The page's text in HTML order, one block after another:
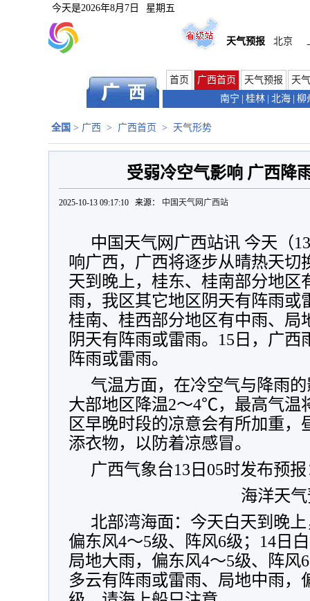
今天是2026年8月7日 星期五
天气预报 北京
首页 广西首页 天气预报
天
南宁
桂林 北海 柳
全国 > 广西 > 广西首页 > 天气形势
受弱冷空气影响 广西降
2025-10-13 09:17:10 来源： 中国天气网广西站
中国天气网广西站讯 今天（
响广西，广西将逐步从晴热天切
天到晚上，桂东、桂南部分地区
雨，我区其它地区阴天有阵雨或
桂南、桂西部分地区有中雨、局
阴天有阵雨或雷雨。15日，广
阵雨或雷雨。
气温方面，在冷空气与降雨
大部地区降温2～4℃，最高气温
区早晚时段的凉意会有所加重，
添衣物，以防着凉感冒。
广西气象台13日05时发布预
海洋天
北部湾海面：今天白天到晚
偏东风4～5级、阵风6级；14日
局地大雨，偏东风4～5级、阵风
多云有阵雨或雷雨、局地中雨，